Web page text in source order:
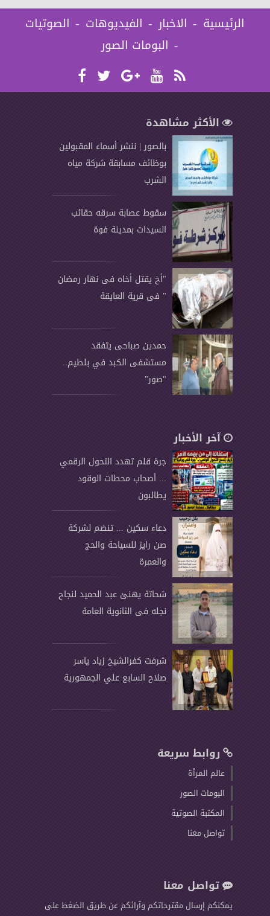
الرئيسية الاخبار الفيديوهات
الصوتيات
البومات الصور
الأكثر مشاهدة
بالصور | ننشر أسماء المقبولين
بوظائف مسابقة شركة مياه
الشرب
سقوط عصابة سرقه حقائب
السيدات بمدينة فوة
"أخ يقتل أخاه فى نهار رمضان
" فى قرية العايقة
حمدين صباحى يتفقد
مستشفى الكبد في بلطيم..
"صور"
آخر الأخبار
جرة قلم تهدد التحول الرقمي
... أصحاب محطات الوقود
يطالبون
دعاء سكين ... تنضم لشركة
صن رايز للسياحة والحج
والعمرة
شحاتة يهنئ عبد الحميد لنجاح
نجله فى الثانوية العامة
شرفت كفرالشيخ زياد ياسر
صلاح السابع علي الجمهورية
روابط سريعة
عالم المرأة
البومات الصور
المكتبة الصوتية
تواصل معنا
تواصل معنا
يمكنكم إرسال مقترحاتكم وآرائكم عن طريق الضغط على